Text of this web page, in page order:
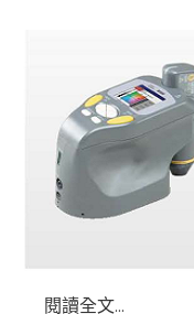
閱讀全文...